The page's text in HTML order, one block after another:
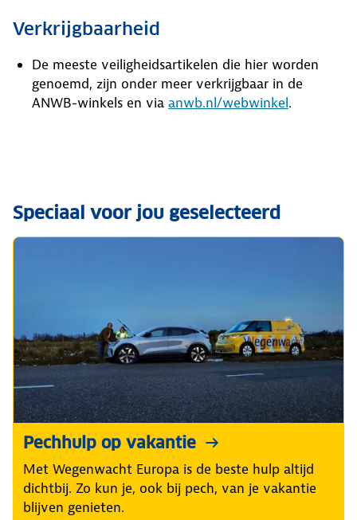
Verkrijgbaarheid
De meeste veiligheidsartikelen die hier worden
genoemd, zijn onder meer verkrijgbaar in de
ANWB-winkels en via anwb.nl/webwinkel.
Speciaal voor jou geselecteerd
Pechhulp op vakantie
Met Wegenwacht Europa is de beste hulp altijd
dichtbij. Zo kun je, ook bij pech, van je vakantie
blijven genieten.